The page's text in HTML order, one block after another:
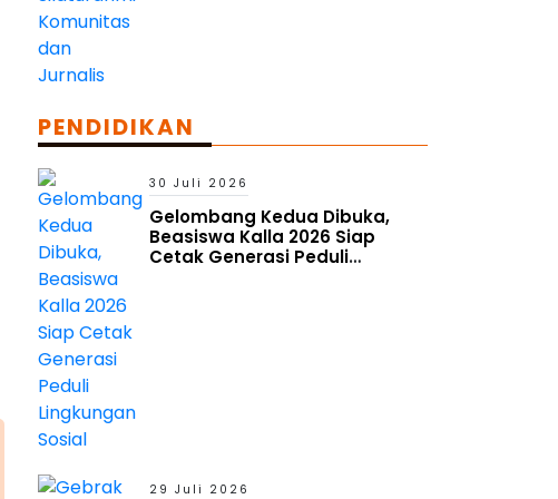
PENDIDIKAN
30 Juli 2026
Gelombang Kedua Dibuka,
Beasiswa Kalla 2026 Siap
Cetak Generasi Peduli
29 Juli 2026